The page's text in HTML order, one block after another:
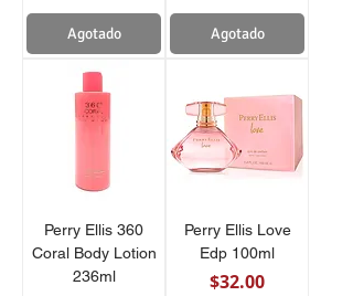
Agotado Agotado
Perry Ellis 360
Coral Body Lotion
236ml
Perry Ellis Love
Edp 100ml
Precio
$32.00